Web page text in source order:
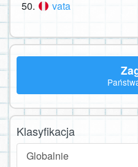
50. vata
Klasyfikacja
Globalnie